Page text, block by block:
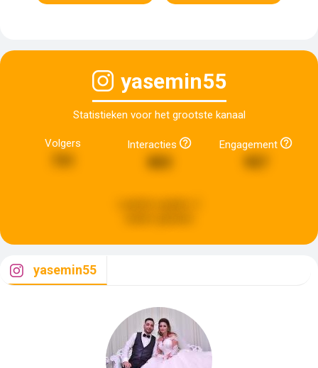
yasemin55
Statistieken voor het grootste kanaal
Volgers Interacties
883
Engagement
yasemin55